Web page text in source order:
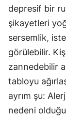
depresif bir
şikayetleri
sersemlik,
görülebilir.
zannedebilir
tabloyu
ayrım şu:
nedeni